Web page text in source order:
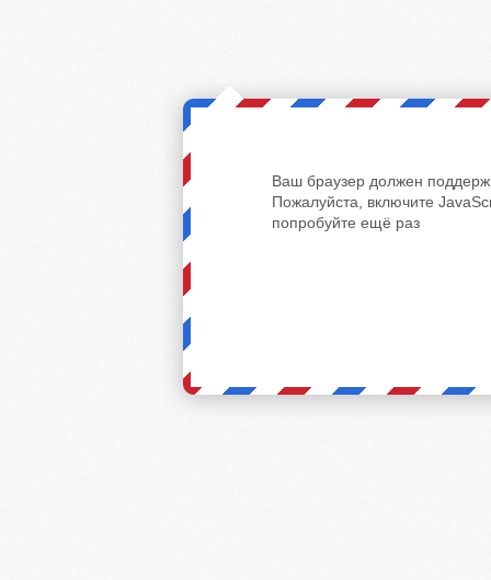
Ваш браузер должен
Пожалуйста, включите
попробуйте ещё раз